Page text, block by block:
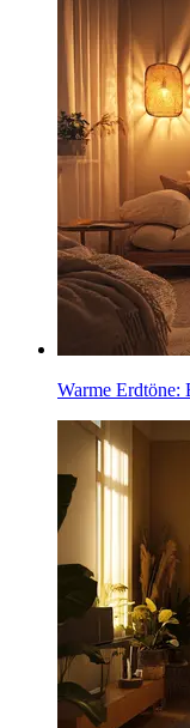
Warme Erdtöne: